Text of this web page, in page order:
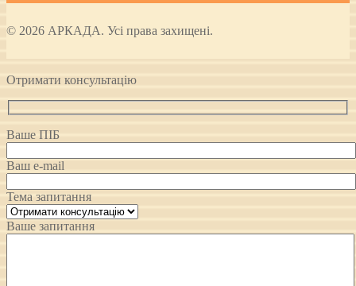
© 2026 АРКАДА. Усі права захищені.
Отримати консультацію
Ваше ПІБ
Ваш e-mail
Тема запитання
Ваше запитання